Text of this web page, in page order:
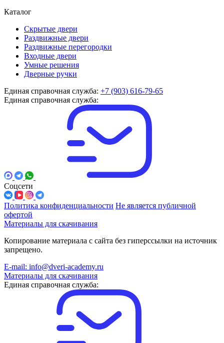
Каталог
Скрытые двери
Раздвижные двери
Раздвижные перегородки
Входные двери
Умные решения
Дверные ручки
Единая справочная служба: +7 (903) 616-79-65
Единая справочная служба:
Соцсети
Политика конфиденциальности Не является публичной
офертой
Материалы для скачивания
Копирование материала с сайта без гиперссылки на источник
запрещено.
E-mail: info@dveri-academy.ru
Материалы для скачивания
Единая справочная служба: